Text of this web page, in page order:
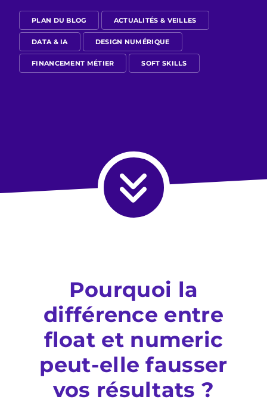
PLAN DU BLOG ACTUALITÉS & VEILLES
DATA & IA DESIGN NUMÉRIQUE
FINANCEMENT MÉTIER SOFT SKILLS
Pourquoi la
différence entre
float et numeric
peut-elle fausser
vos résultats ?